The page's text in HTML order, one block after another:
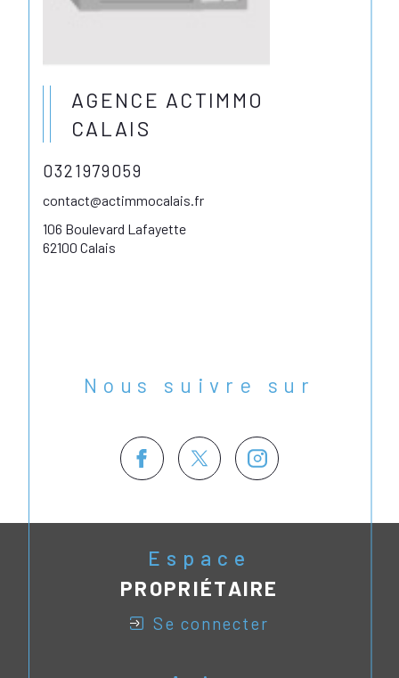
AGENCE ACTIMMO
CALAIS
0321979059
contact@actimmocalais.fr
106 Boulevard Lafayette
62100 Calais
Nous suivre sur
Espace
PROPRIÉTAIRE
se connecter